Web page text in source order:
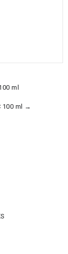
ml
100 ml →